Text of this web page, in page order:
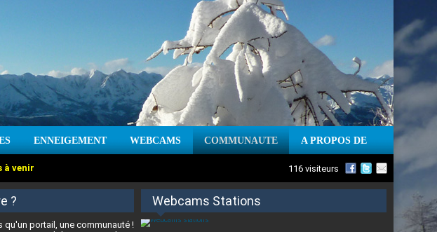
ENNEIGEMENT WEBCAMS COMMUNAUTE A PROPOS DE
à venir 116 visiteurs
?
qu'un portail, une communauté !
Webcams Stations